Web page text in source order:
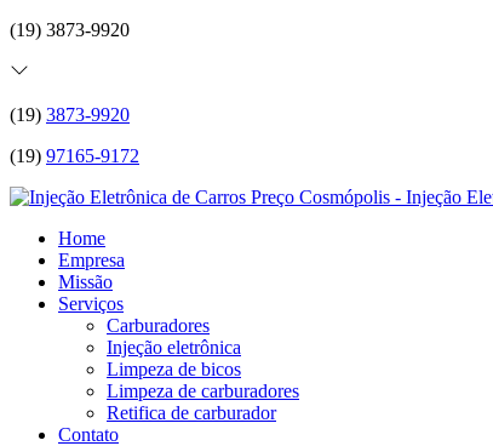
(19) 3873-9920
(19) 3873-9920
(19) 97165-9172
Home
Empresa
Missão
Serviços
Carburadores
Injeção eletrônica
Limpeza de bicos
Limpeza de carburadores
Retifica de carburador
Contato